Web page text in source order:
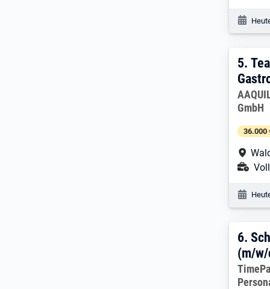
5.
5.
GmbH
36.000
6.
6.
(m/